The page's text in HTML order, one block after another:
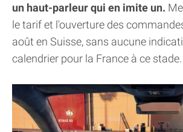
un haut-parleur qui en imite un.
le tarif et l'ouverture des
août en Suisse, sans aucune
calendrier pour la France à ce stade.